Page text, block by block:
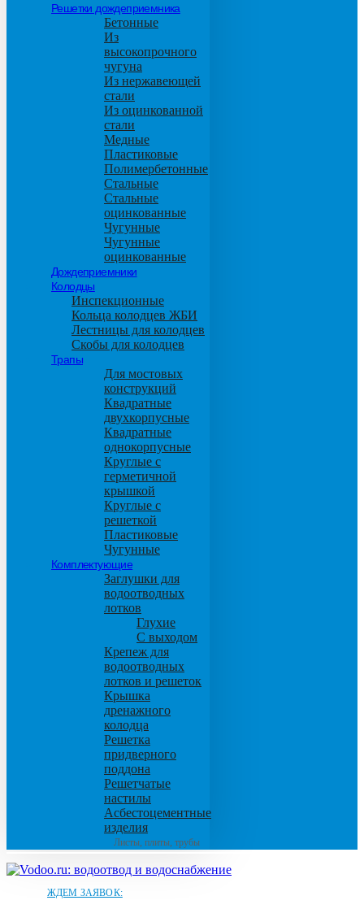
Решетки дождеприемника
Бетонные
Из
высокопрочного
чугуна
Из нержавеющей
стали
Из оцинкованной
стали
Медные
Пластиковые
Полимербетонные
Стальные
Стальные
оцинкованные
Чугунные
Чугунные
оцинкованные
Дождеприемники
Колодцы
Инспекционные
Кольца колодцев ЖБИ
Лестницы для колодцев
Скобы для колодцев
Трапы
Для мостовых
конструкций
Квадратные
двухкорпусные
Квадратные
однокорпусные
Круглые с
герметичной
крышкой
Круглые с
решеткой
Пластиковые
Чугунные
Комплектующие
Заглушки для
водоотводных
лотков
Глухие
С выходом
Крепеж для
водоотводных
лотков и решеток
Крышка
дренажного
колодца
Решетка
придверного
поддона
Решетчатые
настилы
Асбестоцементные
изделия
Листы, плиты, трубы
ЖДЕМ ЗАЯВОК: